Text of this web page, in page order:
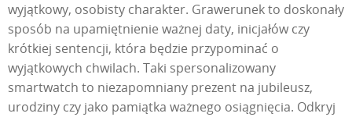
wyjątkowy, osobisty charakter. Grawerunek to doskonały
sposób na upamiętnienie ważnej daty, inicjałów czy
krótkiej sentencji, która będzie przypominać o
wyjątkowych chwilach. Taki spersonalizowany
smartwatch to niezapomniany prezent na jubileusz,
urodziny czy jako pamiątka ważnego osiągnięcia. Odkryj